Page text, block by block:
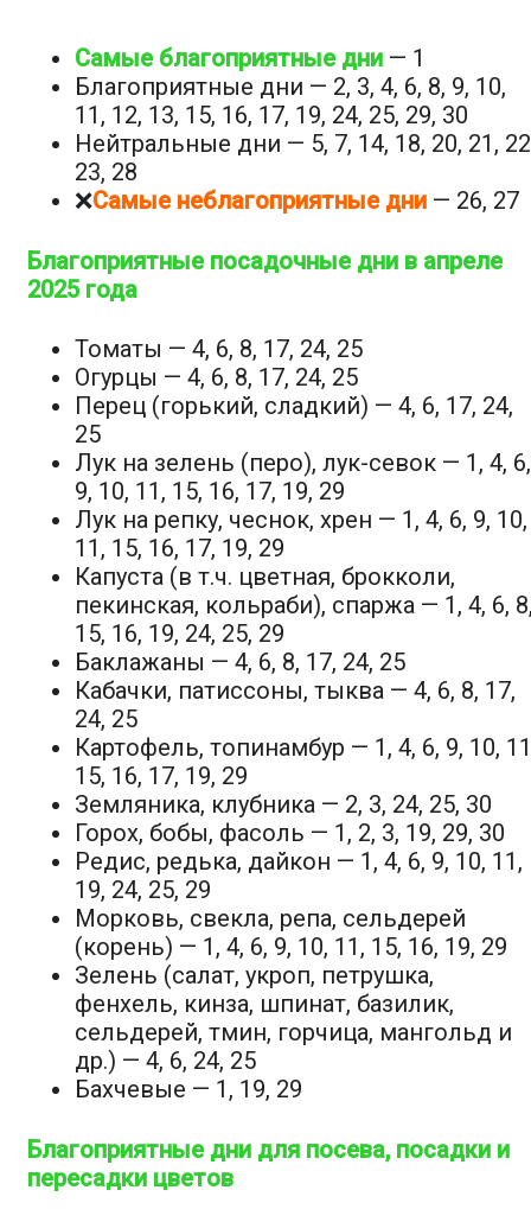
Самые благоприятные дни — 1
Благоприятные дни — 2, 3, 4, 6, 8, 9, 10,
11, 12, 13, 15, 16, 17, 19, 24, 25, 29, 30
Нейтральные дни — 5, 7, 14, 18, 20, 21,
23, 28
❌Самые неблагоприятные дни — 26, 27
Благоприятные посадочные дни в апреле
2025 года
Томаты — 4, 6, 8, 17, 24, 25
Огурцы — 4, 6, 8, 17, 24, 25
Перец (горький, сладкий) — 4, 6, 17, 24,
25
Лук на зелень (перо), лук-севок — 1, 4, 6,
9, 10, 11, 15, 16, 17, 19, 29
Лук на репку, чеснок, хрен — 1, 4, 6, 9, 10,
11, 15, 16, 17, 19, 29
Капуста (в т.ч. цветная, брокколи,
пекинская, кольраби), спаржа — 1, 4, 6,
15, 16, 19, 24, 25, 29
Баклажаны — 4, 6, 8, 17, 24, 25
Кабачки, патиссоны, тыква — 4, 6, 8, 17,
24, 25
Картофель, топинамбур — 1, 4, 6, 9, 10,
15, 16, 17, 19, 29
Земляника, клубника — 2, 3, 24, 25, 30
Горох, бобы, фасоль — 1, 2, 3, 19, 29, 30
Редис, редька, дайкон — 1, 4, 6, 9, 10, 11,
19, 24, 25, 29
Морковь, свекла, репа, сельдерей
(корень) — 1, 4, 6, 9, 10, 11, 15, 16, 19, 29
Зелень (салат, укроп, петрушка,
фенхель, кинза, шпинат, базилик,
сельдерей, тмин, горчица, мангольд и
др.) — 4, 6, 24, 25
Бахчевые — 1, 19, 29
Благоприятные дни для посева, посадки и
пересадки цветов